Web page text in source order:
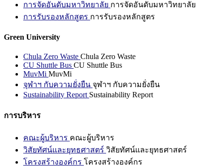
การจัดอันดับมหาวิทยาลัย การจัดอันดับมหาวิทยาลัย
การรับรองหลักสูตร การรับรองหลักสูตร
Green University
Chula Zero Waste Chula Zero Waste
CU Shuttle Bus CU Shuttle Bus
MuvMi MuvMi
จุฬาฯ กับความยั่งยืน จุฬาฯ กับความยั่งยืน
Sustainability Report Sustainability Report
การบริหาร
คณะผู้บริหาร คณะผู้บริหาร
วิสัยทัศน์และยุทธศาสตร์ วิสัยทัศน์และยุทธศาสตร์
โครงสร้างองค์กร โครงสร้างองค์กร